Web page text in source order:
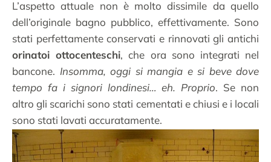
L’aspetto attuale non è molto dissimile da quello
dell’originale bagno pubblico, effettivamente. Sono
stati perfettamente conservati e rinnovati gli antichi
orinatoi ottocenteschi, che ora sono integrati nel
bancone. Insomma, oggi si mangia e si beve dove
tempo fa i signori londinesi… eh. Proprio. Se non
altro gli scarichi sono stati cementati e chiusi e i locali
sono stati lavati accuratamente.